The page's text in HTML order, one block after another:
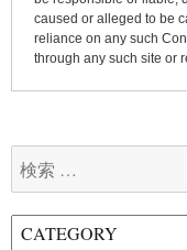
caused or alleged to be
reliance on any such
through any such site or
索: